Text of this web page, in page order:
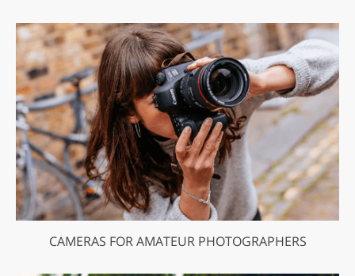
CAMERAS FOR AMATEUR PHOTOGRAPHERS